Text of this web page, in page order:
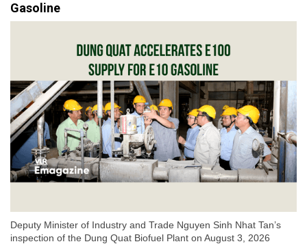
Gasoline
Deputy Minister of Industry and Trade Nguyen Sinh Nhat Tan’s
inspection of the Dung Quat Biofuel Plant on August 3, 2026